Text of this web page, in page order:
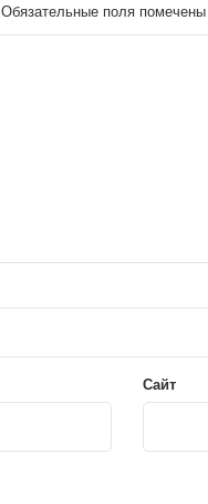
Обязательные поля помечены
Сайт